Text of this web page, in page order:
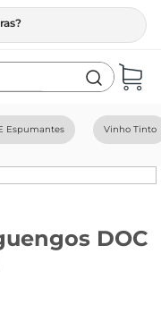
Espumantes Vinho Tinto
DOC